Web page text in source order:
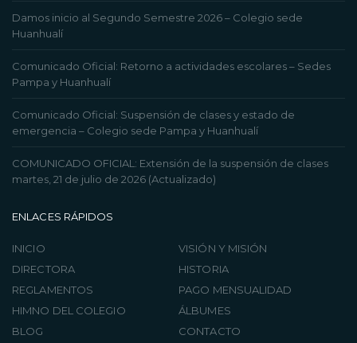
Damos inicio al Segundo Semestre 2026 – Colegio sede
Huanhualí
Comunicado Oficial: Retorno a actividades escolares – Sedes
Pampa y Huanhualí
Comunicado Oficial: Suspensión de clases y estado de
emergencia – Colegio sede Pampa y Huanhualí
COMUNICADO OFICIAL: Extensión de la suspensión de clases
martes, 21 de julio de 2026 (Actualizado)
ENLACES RÁPIDOS
INICIO
VISIÓN Y MISIÓN
DIRECTORA
HISTORIA
REGLAMENTOS
PAGO MENSUALIDAD
HIMNO DEL COLEGIO
ÁLBUMES
BLOG
CONTACTO